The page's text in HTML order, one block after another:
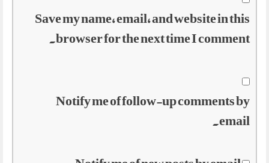
Save my name, email, and website in this
browser for the next time I comment.
Notify me of follow-up comments by
email.